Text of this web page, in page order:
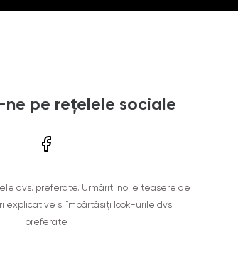
ne pe rețelele sociale
dvs. preferate. Urmăriți noile teasere de
explicative și împărtășiți look-urile dvs.
preferate